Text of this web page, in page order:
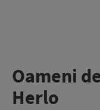
Oameni
Herlo